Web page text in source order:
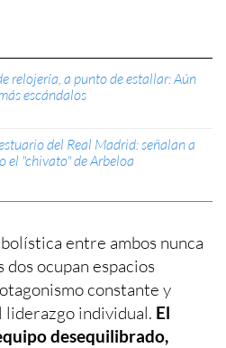
relojería, a punto de estallar: Aún
escándalos
del Real Madrid: señalan a
el "chivato" de Arbeloa
entre ambos nunca
ocupan espacios
constante y
liderazgo individual. El
desequilibrado,